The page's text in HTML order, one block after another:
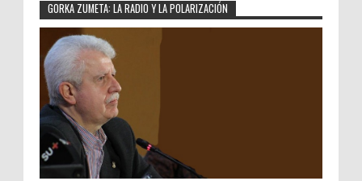
GORKA ZUMETA: LA RADIO Y LA POLARIZACIÓN